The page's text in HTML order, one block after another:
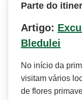
Parte do
Artigo:
Bledulei
No início da
visitam vários
de flores